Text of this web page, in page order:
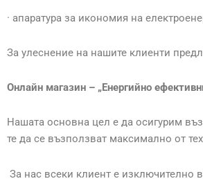
· апаратура за икономия на
За улеснение на нашите клиенти
Онлайн магазин – „Енергийно
Нашата основна цел е да осигурим
те да се възползват максимално от
За нас всеки клиент е изключително